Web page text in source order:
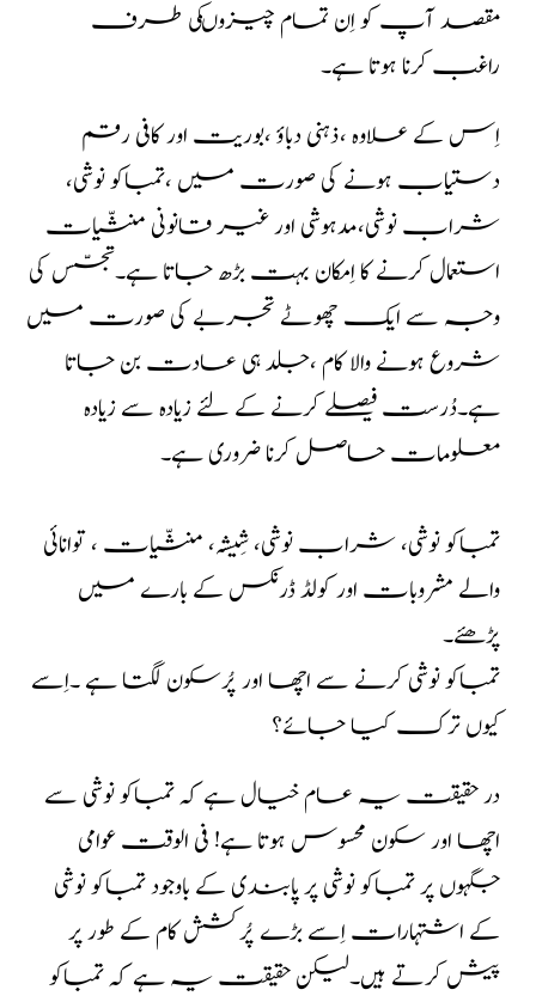
مقصد آپ کو اِن تمام چیزوںکی طرف
راغب کرنا ہوتا ہے۔
اِس کے علاوہ ،ذہنی دباؤ ،بوریت اور کافی رقم
دستیاب ہونے کی صورت میں ،تمباکو نوشی،
شراب نوشی،مدہوشی اور غیر قانونی منشّیات
استعمال کرنے کا اِمکان بہت بڑھ جاتا ہے۔تجسّس کی
وجہ سے ایک چھوٹے تجربے کی صورت میں
شروع ہونے والا کام ،جلد ہی عادت بن جاتا
ہے۔دُرست فیصلے کرنے کے لئے زیادہ سے زیادہ
معلومات حاصل کرنا ضروری ہے۔
تمباکو نوشی، شراب نوشی، شِیشہ، منشّیات ، توانائی
والے مشروبات اور کولڈ ڈرنکس کے بارے میں
پڑھئے۔
تمباکو نوشی کرنے سے اچھا اور پُرسکون لگتا ہے ۔اِسے
کیوں ترک کیا جائے؟
در حقیقت یہ عام خیال ہے کہ تمباکو نوشی سے
اچھا اور سکون محسوس ہوتا ہے! فی الوقت عوامی
جگہوں پر تمباکو نوشی پر پابندی کے باوجود تمباکو نوشی
کے اشتہارات اِسے بڑے پُرکشش کام کے طور پر
پیش کرتے ہیں۔لیکن حقیقت یہ ہے کہ تمباکو